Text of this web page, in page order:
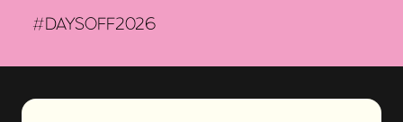
#DAYSOFF2026